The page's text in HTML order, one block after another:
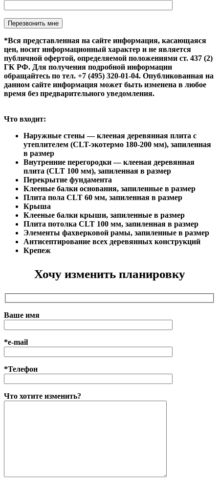
Оставьте это поле пустым.
*Вся представленная на сайте информация, касающаяся
цен, носит информационный характер и не является
публичной офертой, определяемой положениями ст. 437 (2)
ГК РФ. Для получения подробной информации
обращайтесь по тел. +7 (495) 320-01-04. Опубликованная на
данном сайте информация может быть изменена в любое
время без предварительного уведомления.
Что входит:
Наружные стены — клееная деревянная плита с
утеплителем (CLT-экотермо 180-200 мм), запиленная
в размер
Внутренние перегородки — клееная деревянная
плита (CLT 100 мм), запиленная в размер
Перекрытие фундамента
Клееные балки основания, запиленные в размер
Плита пола CLT 60 мм, запиленная в размер
Крыша
Клееные балки крыши, запиленные в размер
Плита потолка CLT 100 мм, запиленная в размер
Элементы фахверковой рамы, запиленные в размер
Антисептирование всех деревянных конструкций
Крепеж
Хочу изменить планировку
Ваше имя
*e-mail
*Телефон
Что хотите изменить?